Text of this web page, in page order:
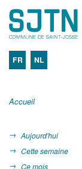
FR NL
Accueil
Aujourd'hui
Cette semaine
Ce mois